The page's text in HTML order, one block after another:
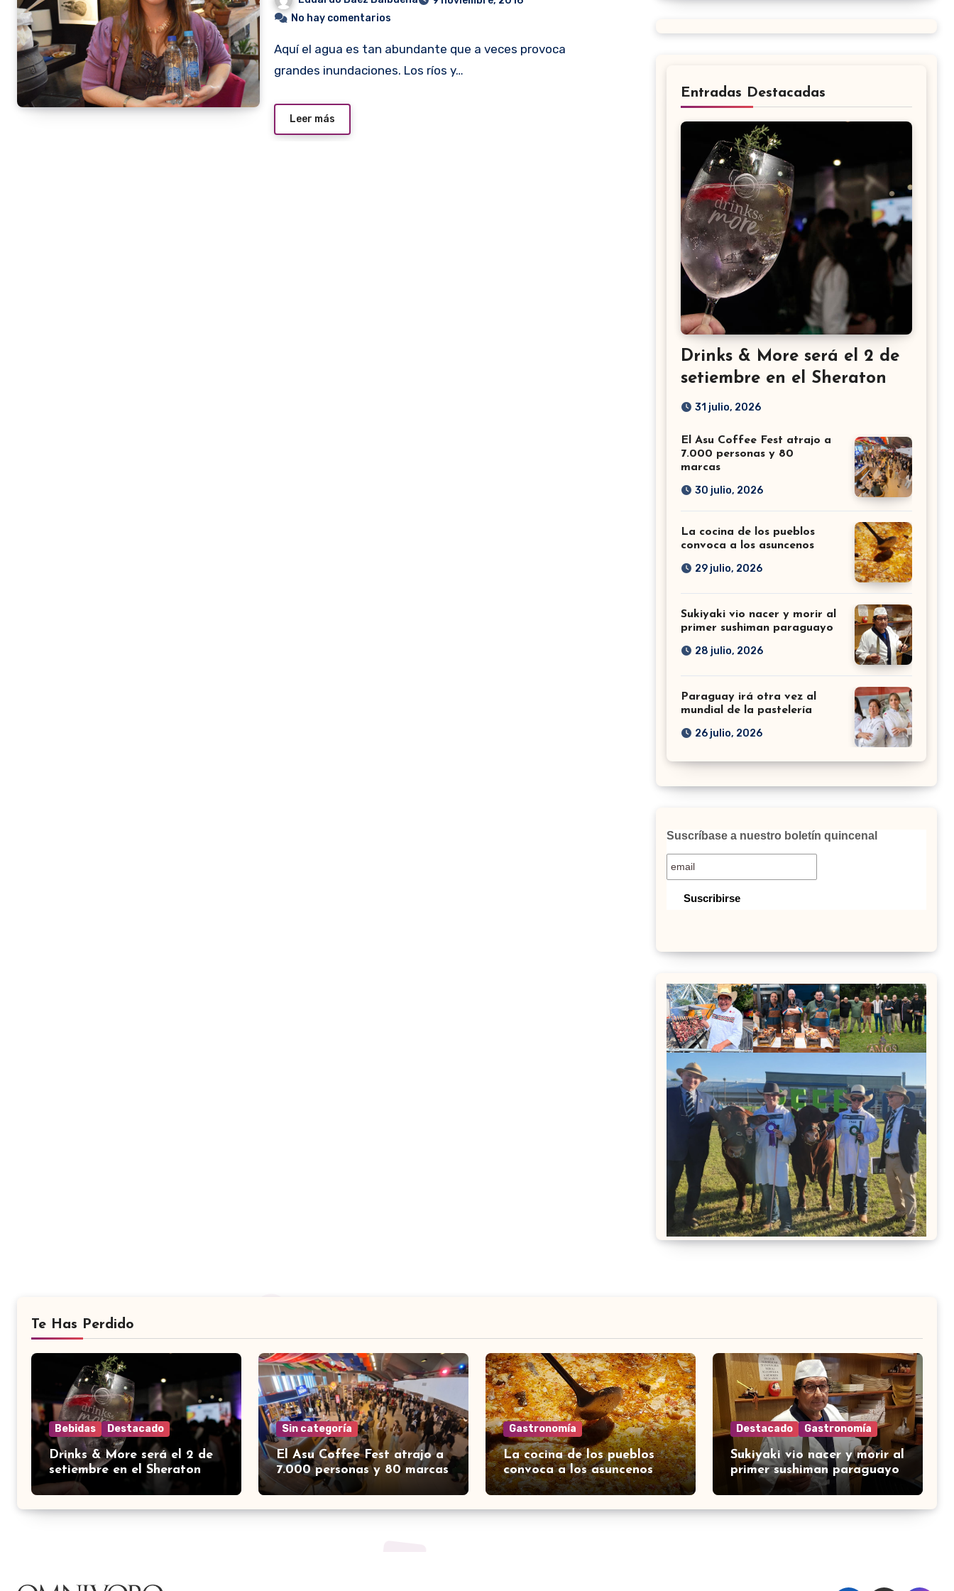
No hay comentarios
Aquí el agua es tan abundante que a veces provoca
grandes inundaciones. Los ríos y…
Leer más
Entradas Destacadas
Drinks & More será el 2 de
setiembre en el Sheraton
31 julio, 2026
El Asu Coffee Fest atrajo a
7.000 personas y 80
marcas
30 julio, 2026
La cocina de los pueblos
convoca a los asuncenos
29 julio, 2026
Sukiyaki vio nacer y morir al
primer sushiman paraguayo
28 julio, 2026
Paraguay irá otra vez al
mundial de la pastelería
26 julio, 2026
Suscríbase a nuestro boletín quincenal
Te Has Perdido
Bebidas Destacado
Drinks & More será el 2 de
setiembre en el Sheraton
Sin categoría
El Asu Coffee Fest atrajo a
7.000 personas y 80 marcas
Gastronomía
La cocina de los pueblos
convoca a los asuncenos
Destacado Gastronomía
Sukiyaki vio nacer y morir al
primer sushiman paraguayo